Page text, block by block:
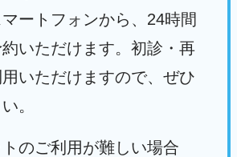
ートフォンから、24時間
いただけます。初診・再
いただけますので、ぜひ
。
のご利用が難しい場合